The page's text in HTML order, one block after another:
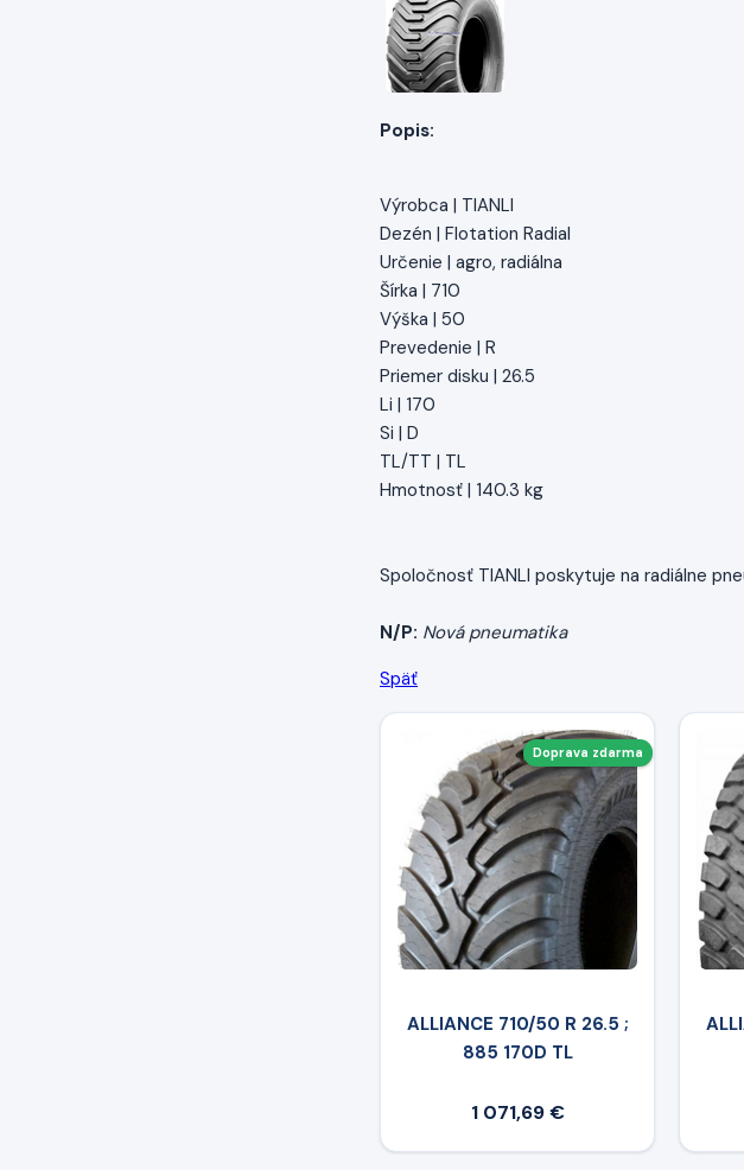
Popis:
Výrobca | TIANLI
Dezén | Flotation Radial
Určenie | agro, radiálna
Šírka | 710
Výška | 50
Prevedenie | R
Priemer disku | 26.5
Li | 170
Si | D
TL/TT | TL
Hmotnosť | 140.3 kg
Spoločnosť TIANLI poskytuje na radiálne
N/P: Nová pneumatika
Späť
Doprava zdarma
ALLIANCE 710/50 R 26.5 ;
885 170D TL
1 071,69 €